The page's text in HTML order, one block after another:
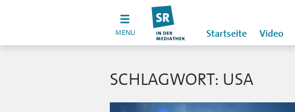
MENU Startseite Video
SCHLAGWORT: USA